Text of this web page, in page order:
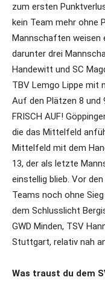
zum ersten
kein Team mehr ohne
Mannschaften weisen
darunter drei
Handewitt und SC
TBV Lemgo Lippe mit
Auf den Plätzen 8 und
FRISCH AUF!
die das Mittelfeld
Mittelfeld mit dem
13, der als letzte
einstellig blieb. Vor
Teams noch ohne
dem Schlusslicht
GWD Minden, TSV
Stuttgart, relativ nah
Was traust du dem